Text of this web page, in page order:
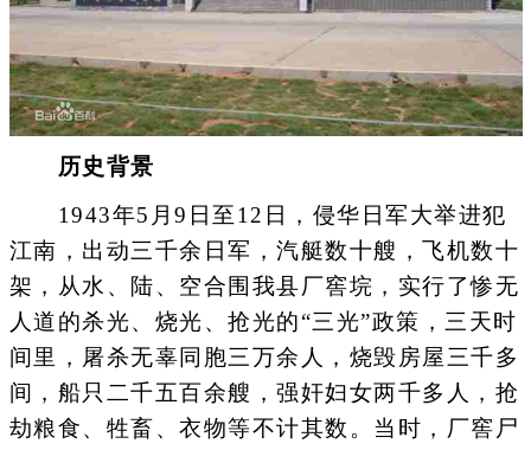
历史背景
1943年5月9日至12日，侵华日军大举进犯
江南，出动三千余日军，汽艇数十艘，飞机数十
架，从水、陆、空合围我县厂窖垸，实行了惨无
人道的杀光、烧光、抢光的“三光”政策，三天时
间里，屠杀无辜同胞三万余人，烧毁房屋三千多
间，船只二千五百余艘，强奸妇女两千多人，抢
劫粮食、牲畜、衣物等不计其数。当时，厂窖尸